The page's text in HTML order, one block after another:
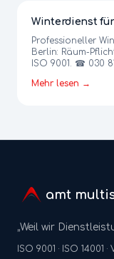
Winterdienst
Professioneller
Berlin: Räum-
ISO 9001. ☎ 030
Mehr lesen →
amt
„Weil wir
ISO 9001 · ISO 14001 ·